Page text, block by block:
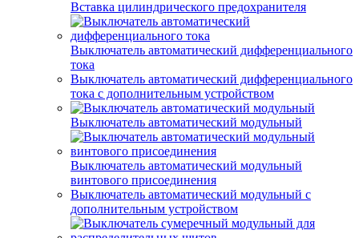
Вставка цилиндрического предохранителя
Выключатель автоматический дифференциального
тока
Выключатель автоматический дифференциального
тока с дополнительным устройством
Выключатель автоматический модульный
Выключатель автоматический модульный
винтового присоединения
Выключатель автоматический модульный с
дополнительным устройством